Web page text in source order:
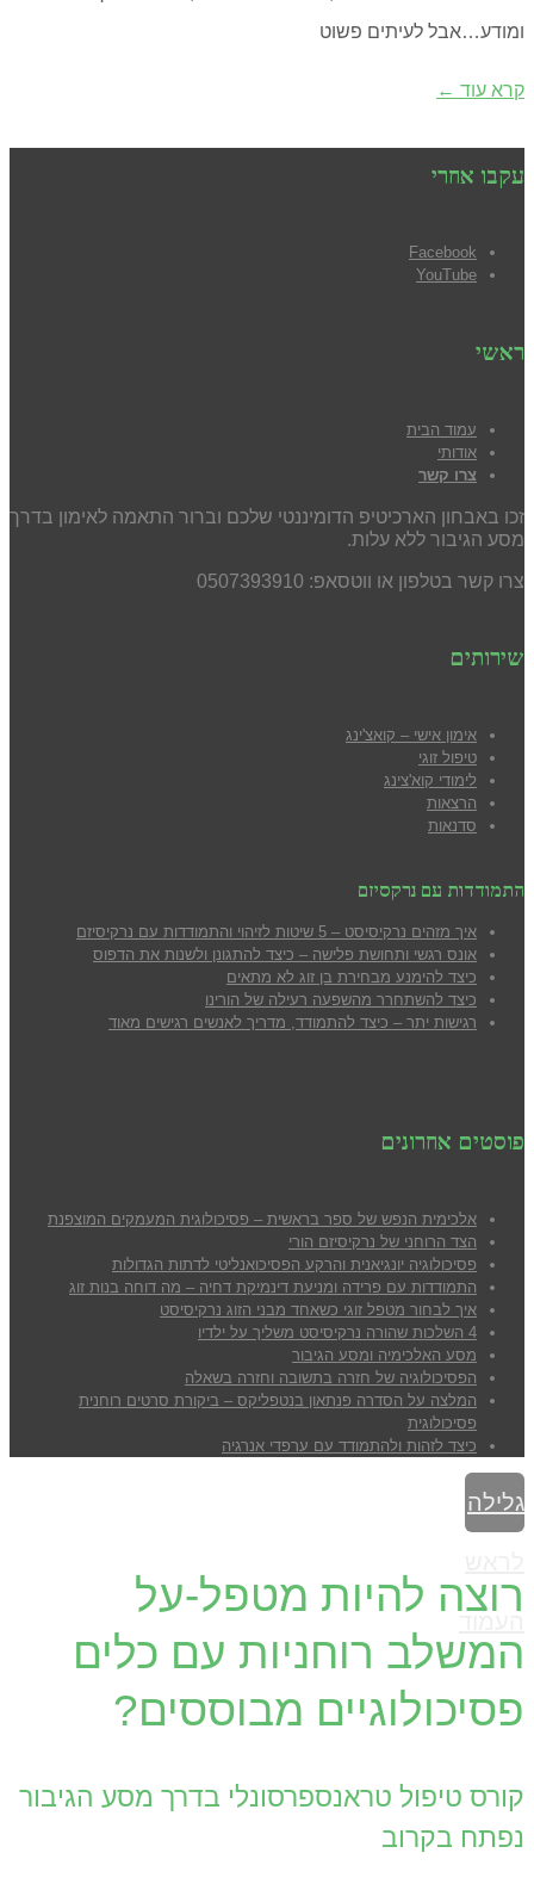
ומודע…אבל לעיתים פשוט
קרא עוד ←
עקבו אחרי
Facebook
YouTube
ראשי
עמוד הבית
אודותי
צרו קשר
זכו באבחון הארכיטיפ הדומיננטי שלכם וברור התאמה לאימון בדרך
מסע הגיבור ללא עלות.
צרו קשר בטלפון או ווטסאפ: 0507393910
שירותים
אימון אישי – קואצ'ינג
טיפול זוגי
לימודי קוא'צינג
הרצאות
סדנאות
התמודדות עם נרקסיזם
איך מזהים נרקיסיסט – 5 שיטות לזיהוי והתמודדות עם נרקיסיזם
אונס רגשי ותחושת פלישה – כיצד להתגונן ולשנות את הדפוס
כיצד להימנע מבחירת בן זוג לא מתאים
כיצד להשתחרר מהשפעה רעילה של הורינו
רגישות יתר – כיצד להתמודד, מדריך לאנשים רגישים מאוד
פוסטים אחרונים
אלכימית הנפש של ספר בראשית – פסיכולוגית המעמקים המוצפנת
הצד הרוחני של נרקיסיזם הורי
פסיכולוגיה יונגיאנית והרקע הפסיכואנליטי לדתות הגדולות
התמודדות עם פרידה ומניעת דינמיקת דחיה – מה דוחה בנות זוג
איך לבחור מטפל זוגי כשאחד מבני הזוג נרקיסיסט
4 השלכות שהורה נרקיסיסט משליך על ילדיו
מסע האלכימיה ומסע הגיבור
הפסיכולוגיה של חזרה בתשובה וחזרה בשאלה
המלצה על הסדרה פנתאון בנטפליקס – ביקורת סרטים רוחנית
פסיכולוגית
כיצד לזהות ולהתמודד עם ערפדי אנרגיה
גלילה
רוצה להיות מטפל-על
המשלב רוחניות עם כלים
פסיכולוגיים מבוססים?
קורס טיפול טראנספרסונלי בדרך מסע הגיבור
נפתח בקרוב